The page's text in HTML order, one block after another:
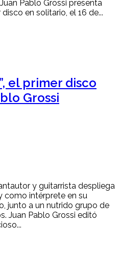
Pablo Grossi presenta
en solitario, el 16 de...
el primer disco
Grossi
y guitarrista despliega
como intérprete en su
junto a un nutrido grupo de
Juan Pablo Grossi editó